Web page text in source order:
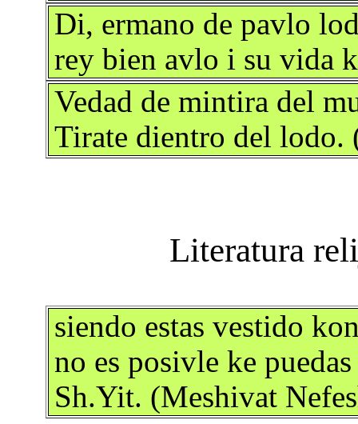
Di, ermano de pavlo
rey bien avlo i su vida
Vedad de mintira del
Tirate dientro del lodo.
siendo estas vestido
no es posivle ke
Sh.Yit. (Meshivat